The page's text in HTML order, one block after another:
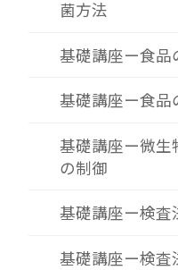
菌方法
基礎講座ー食品
基礎講座ー食品
基礎講座ー微生
の制御
基礎講座ー検査
基礎講座ー検査